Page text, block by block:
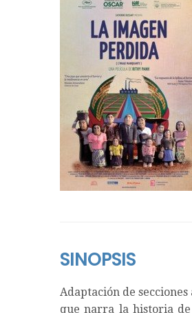
SINOPSIS
Adaptación de
que narra la historia de